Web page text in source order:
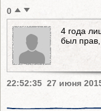
0
4 года
был прав,
22:52:35 27 июня